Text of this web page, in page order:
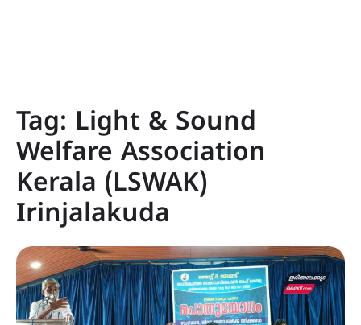
Tag: Light & Sound
Welfare Association
Kerala (LSWAK)
Irinjalakuda